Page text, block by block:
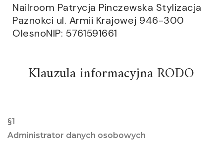
Nailroom Patrycja Pinczewska Stylizacja
Paznokci ul. Armii Krajowej 946-300
OlesnoNIP: 5761591661
Klauzula informacyjna RODO
§1
Administrator danych osobowych